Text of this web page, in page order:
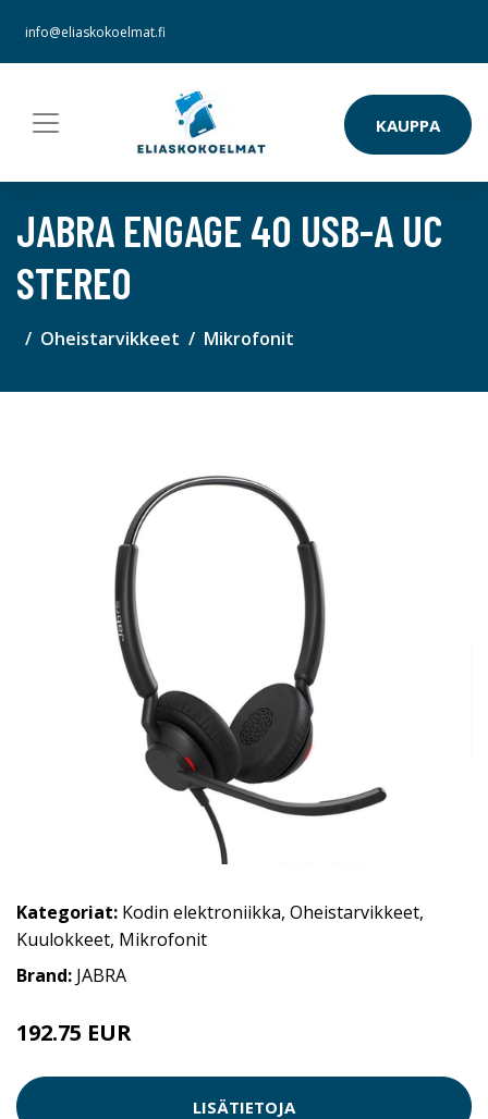
info@eliaskokoelmat.fi
KAUPPA
JABRA ENGAGE 40 USB-A UC
STEREO
Oheistarvikkeet Mikrofonit
Kategoriat: Kodin elektroniikka, Oheistarvikkeet,
Kuulokkeet, Mikrofonit
Brand: JABRA
192.75 EUR
LISÄTIETOJA